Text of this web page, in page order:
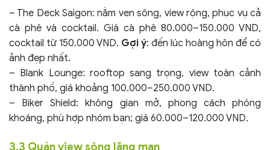
– The Deck Saigon: nằm ven sông, view rộng, phục vụ cả
cà phê và cocktail. Giá cà phê 80.000–150.000 VND,
cocktail từ 150.000 VND. Gợi ý: đến lúc hoàng hôn để có
ảnh đẹp nhất.
– Blank Lounge: rooftop sang trọng, view toàn cảnh
thành phố, giá khoảng 100.000–250.000 VND.
– Biker Shield: không gian mở, phong cách phóng
khoáng, phù hợp nhóm bạn; giá 60.000–120.000 VND.
3.3 Quán view sông lãng mạn